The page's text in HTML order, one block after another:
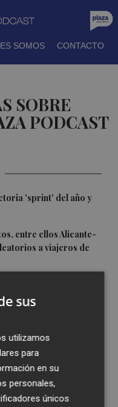
SOMOS CONTACTO
SOBRE
PODCAST
'sprint' del año y
entre ellos Alicante-
a viajeros de
y reivindicación se
el Mar Menor
castellonense
sus
utilizamos
para
en su
personales,
únicos